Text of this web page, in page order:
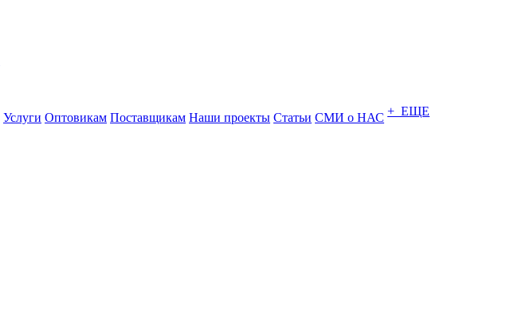
Услуги Оптовикам Поставщикам Наши проекты Статьи СМИ о НАС + ЕЩЕ